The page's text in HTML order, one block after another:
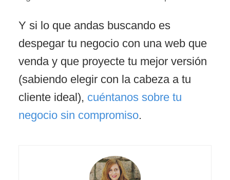
Y si lo que andas buscando es
despegar tu negocio con una web que
venda y que proyecte tu mejor versión
(sabiendo elegir con la cabeza a tu
cliente ideal), cuéntanos sobre tu
negocio sin compromiso.